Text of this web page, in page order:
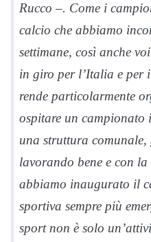
Rucco –. Come i
calcio che abbiamo
settimane, così anche
in giro per l’Italia e per
rende particolarmente
ospitare un campionato
una struttura comunale,
lavorando bene e con
abbiamo inaugurato il
sportiva sempre più
sport non è solo